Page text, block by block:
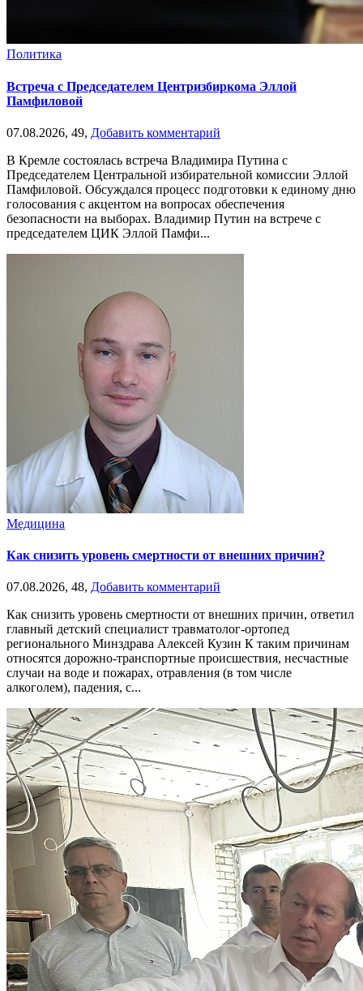
Политика
Встреча с Председателем Центризбиркома Эллой
Памфиловой
07.08.2026, 49, Добавить комментарий
В Кремле состоялась встреча Владимира Путина с
Председателем Центральной избирательной комиссии Эллой
Памфиловой. Обсуждался процесс подготовки к единому дню
голосования с акцентом на вопросах обеспечения
безопасности на выборах. Владимир Путин на встрече с
председателем ЦИК Эллой Памфи...
Медицина
Как снизить уровень смертности от внешних причин?
07.08.2026, 48, Добавить комментарий
Как снизить уровень смертности от внешних причин, ответил
главный детский специалист травматолог-ортопед
регионального Минздрава Алексей Кузин К таким причинам
относятся дорожно-транспортные происшествия, несчастные
случаи на воде и пожарах, отравления (в том числе
алкоголем), падения, с...